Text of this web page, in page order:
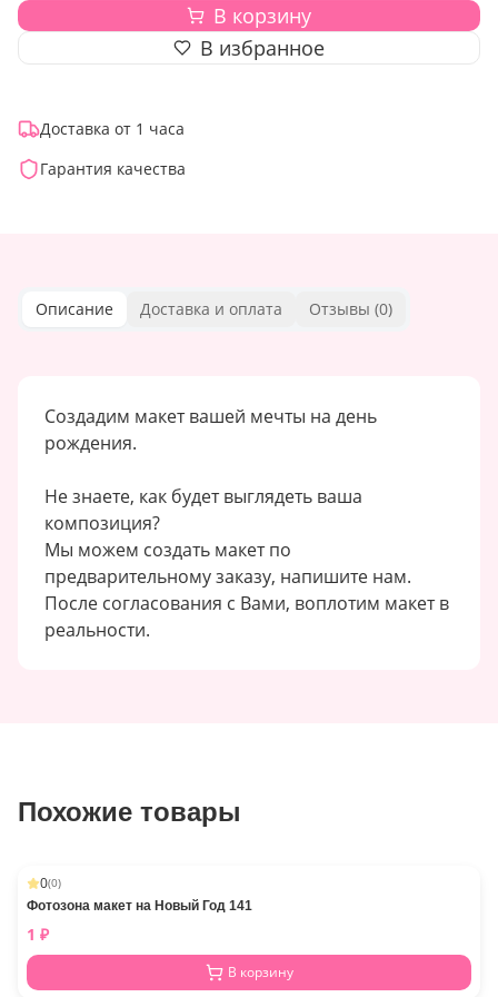
В корзину
В избранное
Доставка от 1 часа
Гарантия качества
Описание Доставка и оплата Отзывы (0)
Создадим макет вашей мечты на день
рождения.
Не знаете, как будет выглядеть ваша
композиция?
Мы можем создать макет по
предварительному заказу, напишите нам.
После согласования с Вами, воплотим макет в
реальности.
Похожие товары
0(0)
Фотозона макет на Новый Год 141
1 ₽
В корзину